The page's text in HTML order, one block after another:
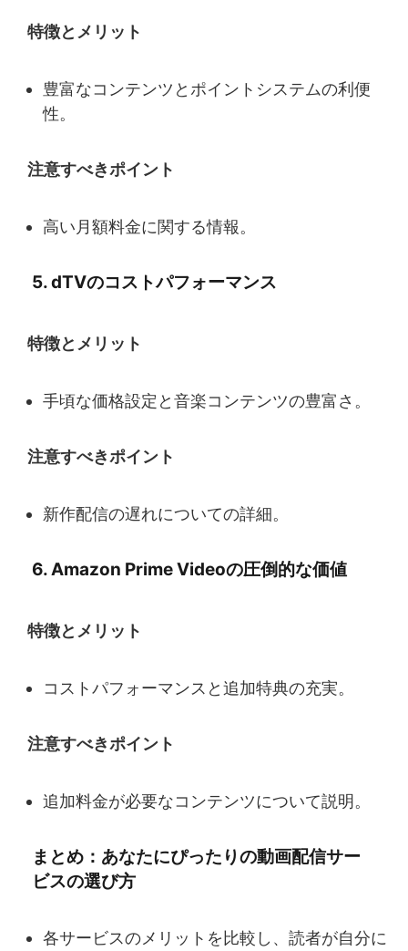
特徴とメリット
豊富なコンテンツとポイントシステムの利便
性。
注意すべきポイント
高い月額料金に関する情報。
5. dTVのコストパフォーマンス
特徴とメリット
手頃な価格設定と音楽コンテンツの豊富さ。
注意すべきポイント
新作配信の遅れについての詳細。
6. Amazon Prime Videoの圧倒的な価値
特徴とメリット
コストパフォーマンスと追加特典の充実。
注意すべきポイント
追加料金が必要なコンテンツについて説明。
まとめ：あなたにぴったりの動画配信サー
ビスの選び方
各サービスのメリットを比較し、読者が自分に